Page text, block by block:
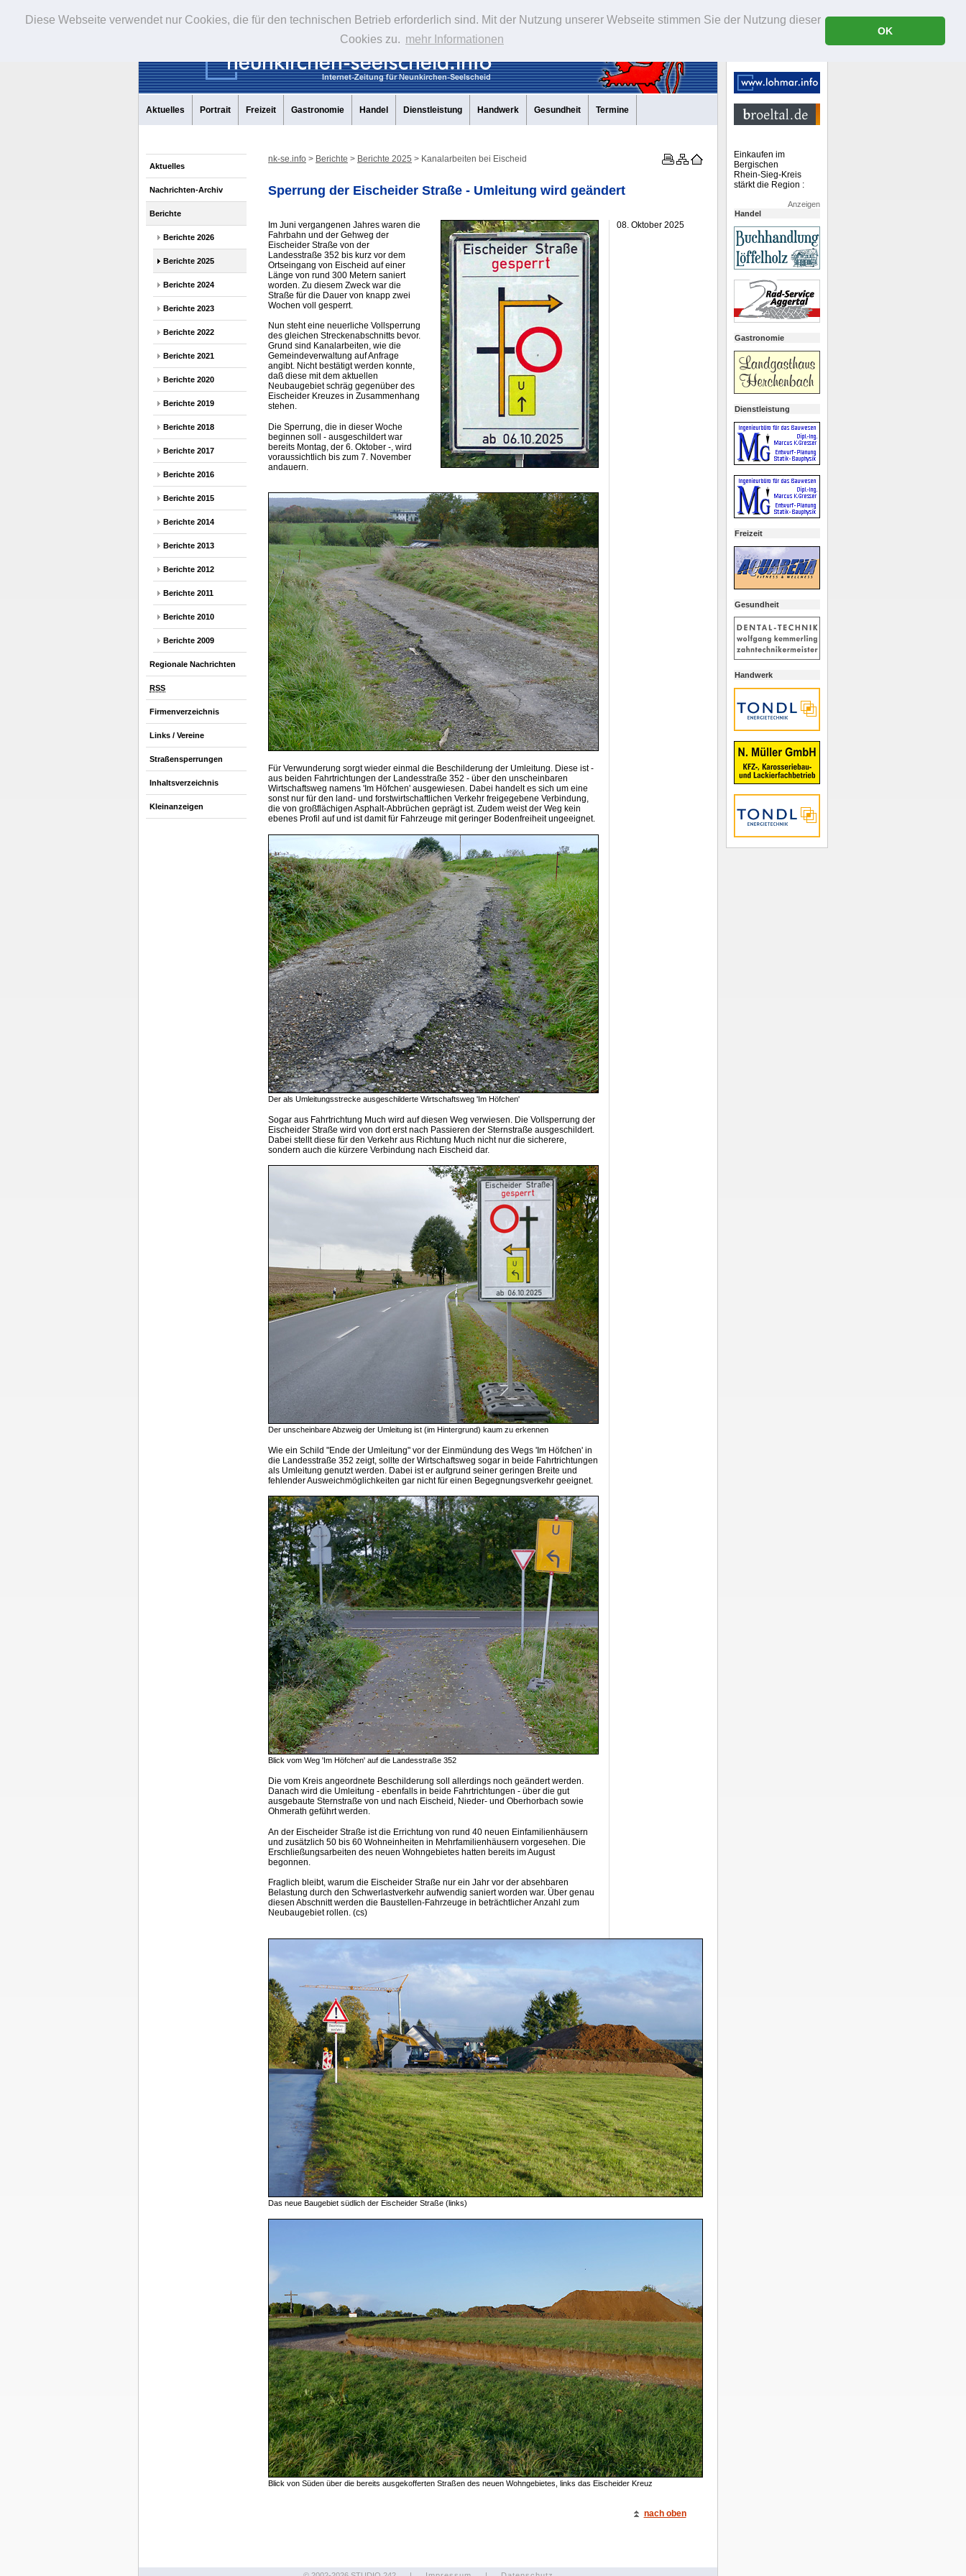
Diese Webseite verwendet nur Cookies, die für den technischen Betrieb erforderlich sind. Mit der Nutzung unserer Webseite stimmen Sie der Nutzung dieser
Cookies zu. mehr Informationen
OK
Aktuelles Portrait Freizeit Gastronomie Handel Dienstleistung Handwerk Gesundheit Termine
Aktuelles
Nachrichten-Archiv
Berichte
Berichte 2026
Berichte 2025
Berichte 2024
Berichte 2023
Berichte 2022
Berichte 2021
Berichte 2020
Berichte 2019
Berichte 2018
Berichte 2017
Berichte 2016
Berichte 2015
Berichte 2014
Berichte 2013
Berichte 2012
Berichte 2011
Berichte 2010
Berichte 2009
Regionale Nachrichten
RSS
Firmenverzeichnis
Links / Vereine
Straßensperrungen
Inhaltsverzeichnis
Kleinanzeigen
nk-se.info > Berichte > Berichte 2025 > Kanalarbeiten bei Eischeid
Sperrung der Eischeider Straße - Umleitung wird geändert
Im Juni vergangenen Jahres waren die
Fahrbahn und der Gehweg der
Eischeider Straße von der
Landesstraße 352 bis kurz vor dem
Ortseingang von Eischeid auf einer
Länge von rund 300 Metern saniert
worden. Zu diesem Zweck war die
Straße für die Dauer von knapp zwei
Wochen voll gesperrt.
Nun steht eine neuerliche Vollsperrung
des gleichen Streckenabschnitts bevor.
Grund sind Kanalarbeiten, wie die
Gemeindeverwaltung auf Anfrage
angibt. Nicht bestätigt werden konnte,
daß diese mit dem aktuellen
Neubaugebiet schräg gegenüber des
Eischeider Kreuzes in Zusammenhang
stehen.
Die Sperrung, die in dieser Woche
beginnen soll - ausgeschildert war
bereits Montag, der 6. Oktober -, wird
voraussichtlich bis zum 7. November
andauern.
Für Verwunderung sorgt wieder einmal die Beschilderung der Umleitung. Diese ist -
aus beiden Fahrtrichtungen der Landesstraße 352 - über den unscheinbaren
Wirtschaftsweg namens 'Im Höfchen' ausgewiesen. Dabei handelt es sich um eine
sonst nur für den land- und forstwirtschaftlichen Verkehr freigegebene Verbindung,
die von großflächigen Asphalt-Abbrüchen geprägt ist. Zudem weist der Weg kein
ebenes Profil auf und ist damit für Fahrzeuge mit geringer Bodenfreiheit ungeeignet.
Der als Umleitungsstrecke ausgeschilderte Wirtschaftsweg 'Im Höfchen'
Sogar aus Fahrtrichtung Much wird auf diesen Weg verwiesen. Die Vollsperrung der
Eischeider Straße wird von dort erst nach Passieren der Sternstraße ausgeschildert.
Dabei stellt diese für den Verkehr aus Richtung Much nicht nur die sicherere,
sondern auch die kürzere Verbindung nach Eischeid dar.
Der unscheinbare Abzweig der Umleitung ist (im Hintergrund) kaum zu erkennen
Wie ein Schild "Ende der Umleitung" vor der Einmündung des Wegs 'Im Höfchen' in
die Landesstraße 352 zeigt, sollte der Wirtschaftsweg sogar in beide Fahrtrichtungen
als Umleitung genutzt werden. Dabei ist er aufgrund seiner geringen Breite und
fehlender Ausweichmöglichkeiten gar nicht für einen Begegnungsverkehr geeignet.
Blick vom Weg 'Im Höfchen' auf die Landesstraße 352
Die vom Kreis angeordnete Beschilderung soll allerdings noch geändert werden.
Danach wird die Umleitung - ebenfalls in beide Fahrtrichtungen - über die gut
ausgebaute Sternstraße von und nach Eischeid, Nieder- und Oberhorbach sowie
Ohmerath geführt werden.
An der Eischeider Straße ist die Errichtung von rund 40 neuen Einfamilienhäusern
und zusätzlich 50 bis 60 Wohneinheiten in Mehrfamilienhäusern vorgesehen. Die
Erschließungsarbeiten des neuen Wohngebietes hatten bereits im August
begonnen.
Fraglich bleibt, warum die Eischeider Straße nur ein Jahr vor der absehbaren
Belastung durch den Schwerlastverkehr aufwendig saniert worden war. Über genau
diesen Abschnitt werden die Baustellen-Fahrzeuge in beträchtlicher Anzahl zum
Neubaugebiet rollen. (cs)
08. Oktober 2025
Das neue Baugebiet südlich der Eischeider Straße (links)
Blick von Süden über die bereits ausgekofferten Straßen des neuen Wohngebietes, links das Eischeider Kreuz
nach oben
Einkaufen im
Bergischen
Rhein-Sieg-Kreis
stärkt die Region :
Anzeigen
Handel
Gastronomie
Dienstleistung
Freizeit
Gesundheit
Handwerk